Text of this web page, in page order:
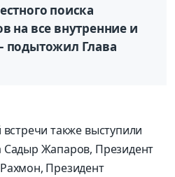
поиска
на все внутренние и
подытожил Глава
также выступили
Садыр Жапаров, Президент
Президент